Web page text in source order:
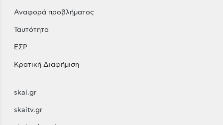
Αναφορά προβλήματος
Ταυτότητα
ΕΣΡ
Κρατική Διαφήμιση
skai.gr
skaitv.gr